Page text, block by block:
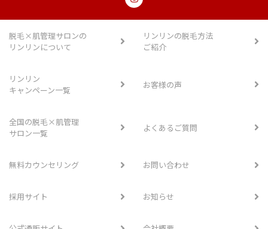
脱毛×肌管理サロンの
リンリンについて
リンリンの脱毛方法
ご紹介
リンリン
キャンペーン一覧
お客様の声
全国の脱毛×肌管理
サロン一覧
よくあるご質問
無料カウンセリング お問い合わせ
採用サイト お知らせ